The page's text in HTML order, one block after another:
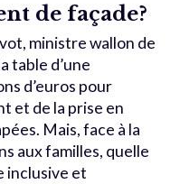
de façade?
ministre wallon de
table d’une
d’euros pour
et de la prise en
Mais, face à la
aux familles, quelle
inclusive et